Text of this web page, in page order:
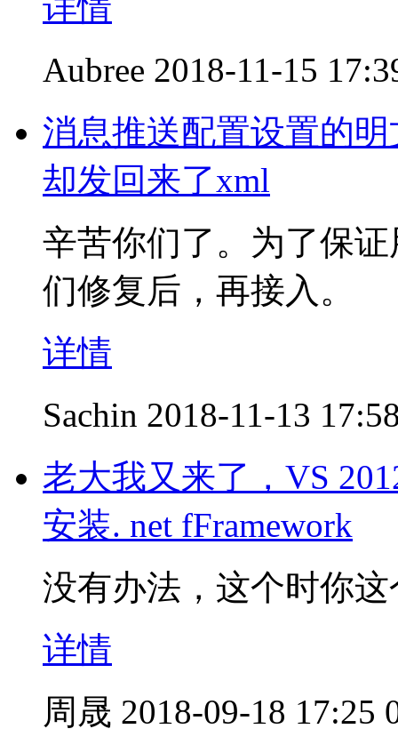
Aubree 2018-11-15
消息推送配置设置的
却发回来了xml
辛苦你们了。为了保
们修复后，再接入。
详情
Sachin 2018-11-13
老大我又来了，VS
安装. net fFramework
没有办法，这个时你
详情
周晟 2018-09-18 17:25